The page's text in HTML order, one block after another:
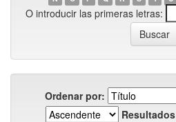
O introducir las primeras letras:
Ordenar por: